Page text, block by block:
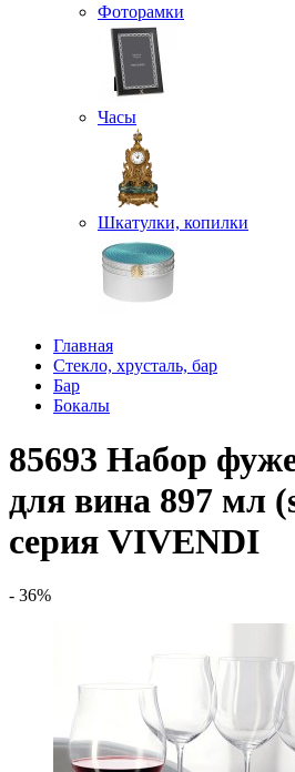
Фоторамки
Часы
Шкатулки, копилки
Главная
Стекло, хрусталь, бар
Бар
Бокалы
85693 Набор
для вина 897 мл
серия VIVENDI
- 36%